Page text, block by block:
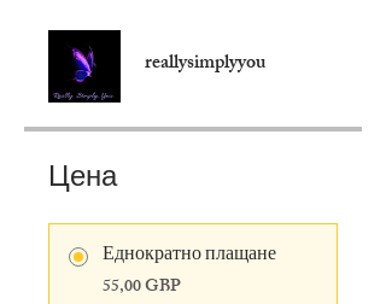
reallysimplyyou
Цена
Еднократно плащане
55,00 GBP